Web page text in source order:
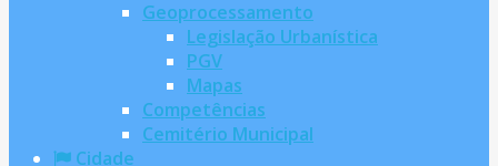
Geoprocessamento
Legislação Urbanística
PGV
Mapas
Competências
Cemitério Municipal
Cidade